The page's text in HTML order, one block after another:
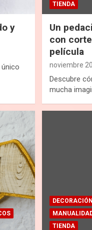
y
TIENDA
Un
con
película
noviembre
Descubre
mucha
TIENDA